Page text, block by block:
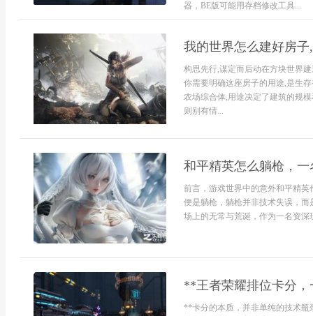
器，BE版可能用存档修改工具...
我的世界怎么建好房
构思先行,谋定而后动在方块世界
你需要明确这座房子的用途,是生
农场综合体,用途决定了建筑的规
则别有情...
和平精英怎么躺枪，
前言，游戏世界中的意外和平精
便是躺枪，躺枪并非技术失误，
场上的无常与荒诞，作为一名资深
**王者荣耀排位卡分
**卡分的本质，并非单纯的技术